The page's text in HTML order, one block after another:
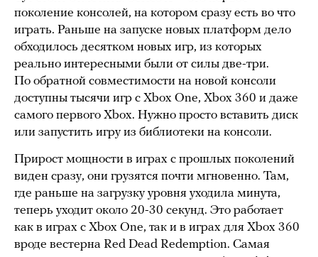
поколение консолей, на котором сразу есть во что
играть. Раньше на запуске новых платформ дело
обходилось десятком новых игр, из которых
реально интересными были от силы две-три.
По обратной совместимости на новой консоли
доступны тысячи игр с Xbox One, Xbox 360 и даже
самого первого Xbox. Нужно просто вставить диск
или запустить игру из библиотеки на консоли.
Прирост мощности в играх с прошлых поколений
виден сразу, они грузятся почти мгновенно. Там,
где раньше на загрузку уровня уходила минута,
теперь уходит около 20-30 секунд. Это работает
как в играх с Xbox One, так и в играх для Xbox 360
вроде вестерна Red Dead Redemption. Самая